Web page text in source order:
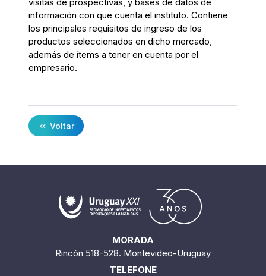
información con que cuenta el instituto. Contiene
los principales requisitos de ingreso de los
productos seleccionados en dicho mercado,
además de ítems a tener en cuenta por el
empresario.
Voltar
MORADA
Rincón 518-528. Montevideo-Uruguay
TELEFONE